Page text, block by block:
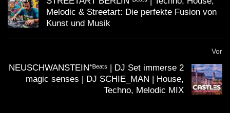
Künstler und festigt einmal mehr ihren Platz in der
weltweiten Musikszene. Am Ende des Tages bleibt der
Mix eine Feier der Vielfalt und des Wandels in der Welt
Gehen Sie also auf die Suche nach diesen Tracks und
lassen Sie sich von der musikalischen Reise fesseln!
Melodic & Streetart: Die perfekte Fusion von
Kunst und Musik
Vor
NEUSCHWANSTEIN⁺ᴮᵉᵃᵗˢ | DJ Set immerse 2
magic senses | DJ SCHIE_MAN | House,
Techno, Melodic MIX